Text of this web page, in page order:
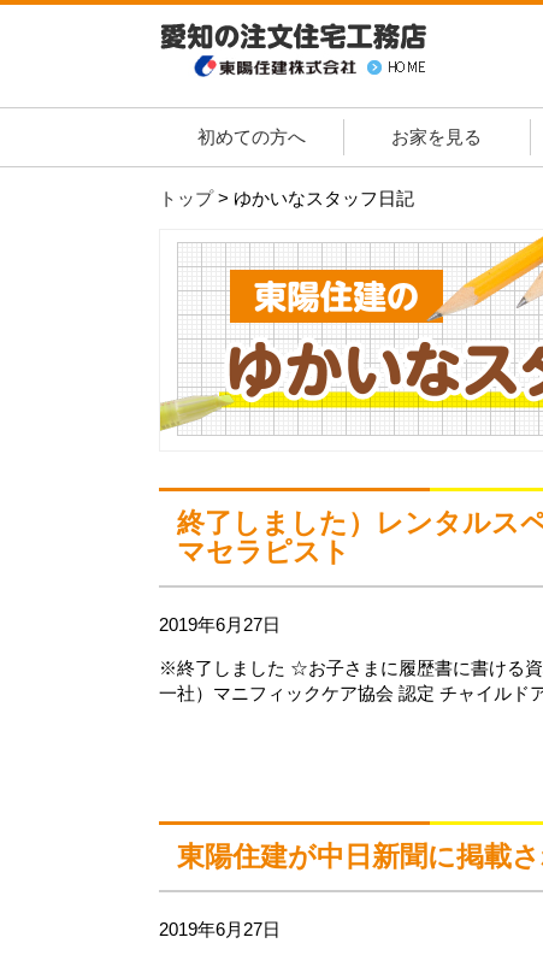
初めての方へ お家を見る
トップ> ゆかいなスタッフ日記
終了しました）レンタルス
マセラピスト
2019年6月27日
※終了しました ☆お子さまに履歴書に書ける
一社）マニフィックケア協会 認定 チャイル
東陽住建が中日新聞に掲載
2019年6月27日